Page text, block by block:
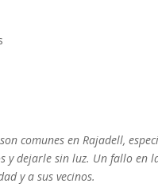
comunes en Rajadell,
y dejarle sin luz. Un fallo
y a sus vecinos.